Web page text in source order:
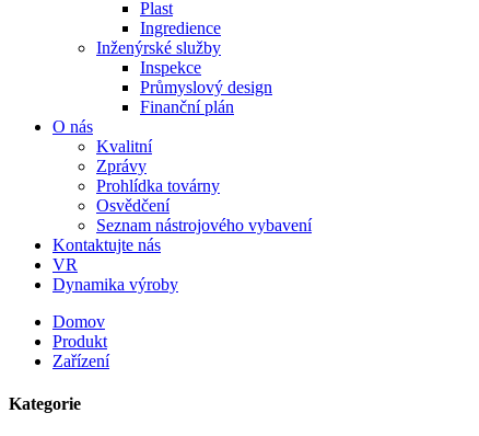
Plast
Ingredience
Inženýrské služby
Inspekce
Průmyslový design
Finanční plán
O nás
Kvalitní
Zprávy
Prohlídka továrny
Osvědčení
Seznam nástrojového vybavení
Kontaktujte nás
VR
Dynamika výroby
Domov
Produkt
Zařízení
Kategorie